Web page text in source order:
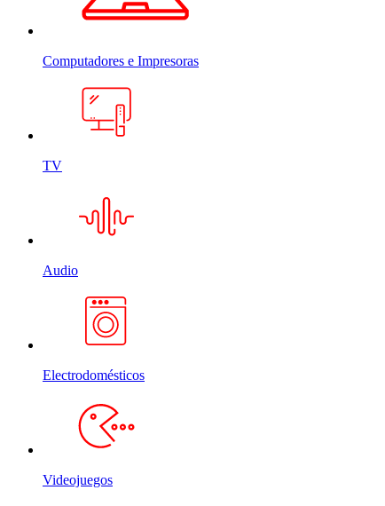
Computadores e Impresoras
TV
Audio
Electrodomésticos
Videojuegos